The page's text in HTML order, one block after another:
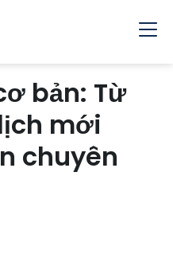
bản: Từ
mới
chuyên